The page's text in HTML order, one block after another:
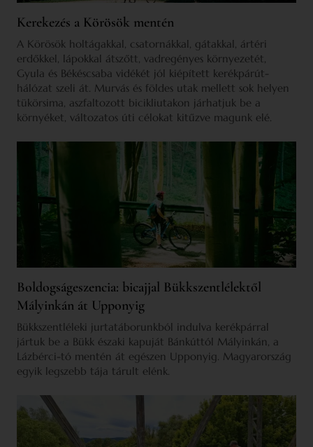
Kerekezés a Körösök mentén
A Körösök holtágakkal, csatornákkal, gátakkal, ártéri
erdőkkel, lápokkal átszőtt, vadregényes környezetét,
Gyula és Békéscsaba vidékét jól kiépített kerékpárút-
hálózat szeli át. Murvás és földes utak mellett sok helyen
tükörsima, aszfaltozott bicikliutakon járhatjuk be a
környéket, változatos úti célokat kitűzve magunk elé.
Boldogságeszencia: bicajjal Bükkszentlélektől
Mályinkán át Upponyig
Bükkszentléleki jurtatáborunkból indulva kerékpárral
jártuk be a Bükk északi kapuját Bánkúttól Mályinkán, a
Lázbérci-tó mentén át egészen Upponyig. Magyarország
egyik legszebb tája tárult elénk.